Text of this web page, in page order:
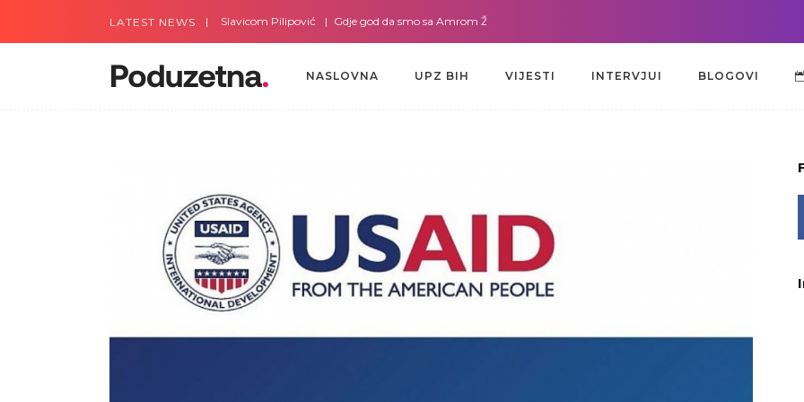
LATEST NEWS
Gdje god da smo sa Slavicom Pilipović Gdje god da smo sa Amrom Žužić-Bećirbegović
NASLOVNA UPZ BIH VIJESTI INTERVJUI BLOGOVI
NASLOVNA UPZ BIH